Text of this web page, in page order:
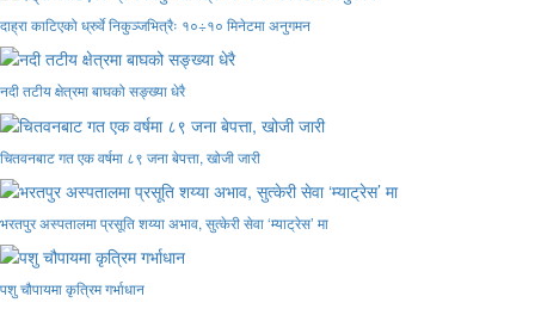
दाह्रा काटिएको ध्रुर्वे निकुञ्जभित्रैः १०÷१० मिनेटमा अनुगमन
नदी तटीय क्षेत्रमा बाघको सङ्ख्या धेरै
चितवनबाट गत एक वर्षमा ८९ जना बेपत्ता, खोजी जारी
भरतपुर अस्पतालमा प्रसूति शय्या अभाव, सुत्केरी सेवा ‘म्याट्रेस’ मा
पशु चौपायमा कृत्रिम गर्भाधान